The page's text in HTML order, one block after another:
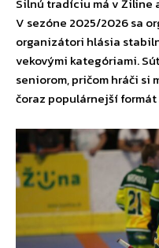
V sezóne 2025/2026 sa
organizátori hlásia
vekovými kategóriami.
seniorom, pričom hráči si
čoraz populárnejší formát